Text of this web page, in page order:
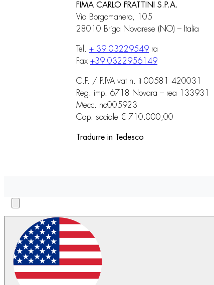
FIMA CARLO FRATTINI S.P.A.
Via Borgomanero, 105
28010 Briga Novarese (NO) – Italia
Tel. + 39 03229549 ra
Fax +39 0322956149
C.F. / P.IVA vat n. it 00581 420031
Reg. imp. 6718 Novara – rea 133931
Mecc. no005923
Cap. sociale € 710.000,00
Tradurre in Tedesco